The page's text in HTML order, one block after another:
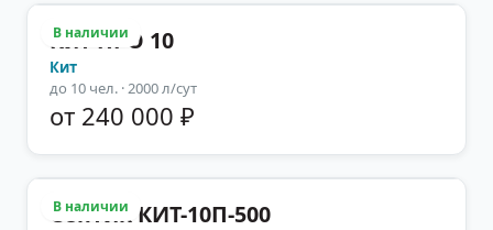
В наличии
Кит ПРО 10
Кит
до 10 чел. · 2000 л/сут
от 240 000 ₽
В наличии
Септик КИТ-10П-500